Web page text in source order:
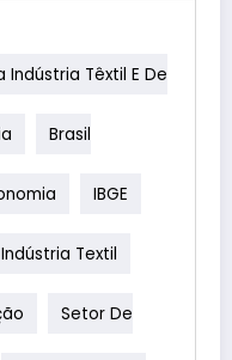
Têxtil E De
Brasil
IBGE
Indústria Textil
Setor De